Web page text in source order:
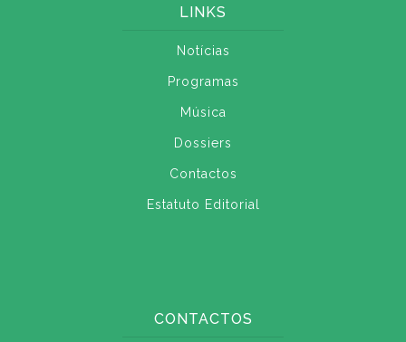
LINKS
Notícias
Programas
Música
Dossiers
Contactos
Estatuto Editorial
CONTACTOS